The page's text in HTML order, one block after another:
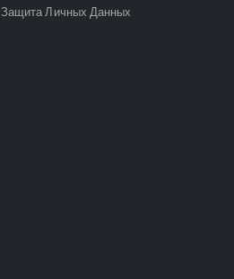
Защита Личных Данных